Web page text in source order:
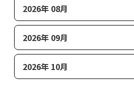
2026年 08月
2026年 09月
2026年 10月